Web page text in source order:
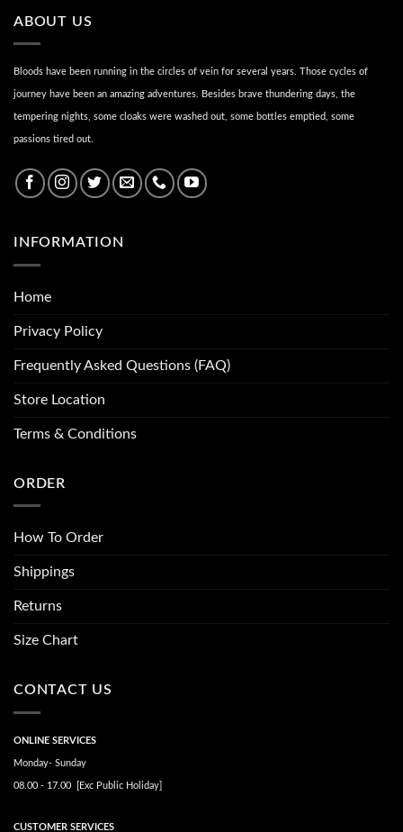
ABOUT US
Bloods have been running in the circles of vein for several years. Those cycles of
journey have been an amazing adventures. Besides brave thundering days, the
tempering nights, some cloaks were washed out, some bottles emptied, some
passions tired out.
INFORMATION
Home
Privacy Policy
Frequently Asked Questions (FAQ)
Store Location
Terms & Conditions
ORDER
How To Order
Shippings
Returns
Size Chart
CONTACT US
ONLINE SERVICES
Monday- Sunday
08.00 - 17.00 [Exc Public Holiday]
CUSTOMER SERVICES